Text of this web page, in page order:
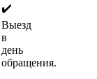
✔️
Выезд
в
день
обращения.